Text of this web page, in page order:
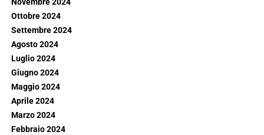
Novembre 2024
Ottobre 2024
Settembre 2024
Agosto 2024
Luglio 2024
Giugno 2024
Maggio 2024
Aprile 2024
Marzo 2024
Febbraio 2024